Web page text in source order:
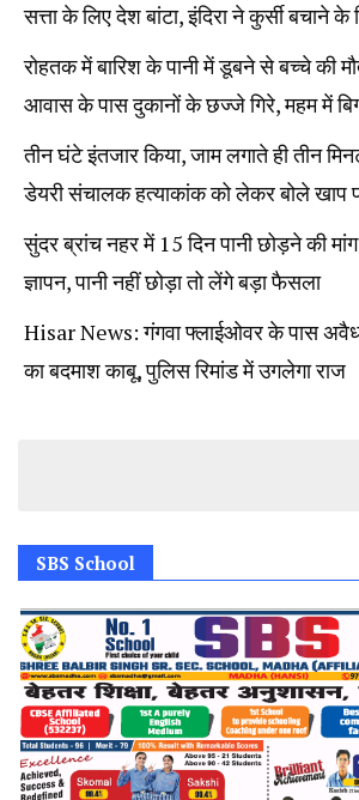
सत्ता के लिए देश बांटा, इंदिरा ने कुर्सी बचाने
रोहतक में बारिश के पानी में डूबने से बच्चे की
आवास के पास दुकानों के छज्जे गिरे, महम में
तीन घंटे इंतजार किया, जाम लगाते ही तीन
डेयरी संचालक हत्याकांक को लेकर बोले खाप
सुंदर ब्रांच नहर में 15 दिन पानी छोड़ने की
ज्ञापन, पानी नहीं छोड़ा तो लेंगे बड़ा फैसला
Hisar News: गंगवा फ्लाईओवर के पास
का बदमाश काबू, पुलिस रिमांड में उगलेगा राज
SBS School